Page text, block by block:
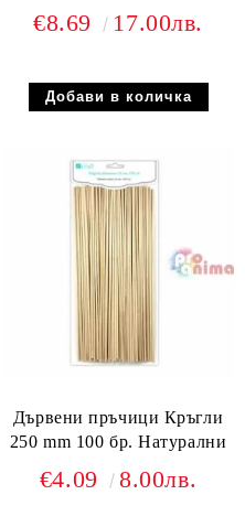
€8.69 17.00лв.
Дървени пръчици Кръгли
250 mm 100 бр. Натурални
€4.09 8.00лв.